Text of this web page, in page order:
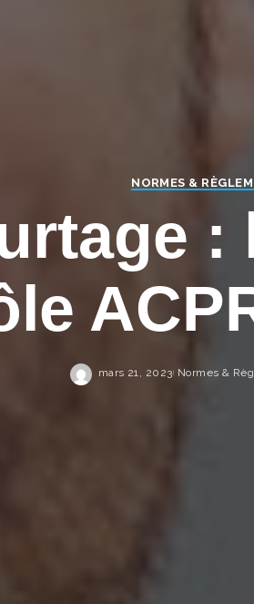
NORMES &
:
mars 21, 2023 Normes &